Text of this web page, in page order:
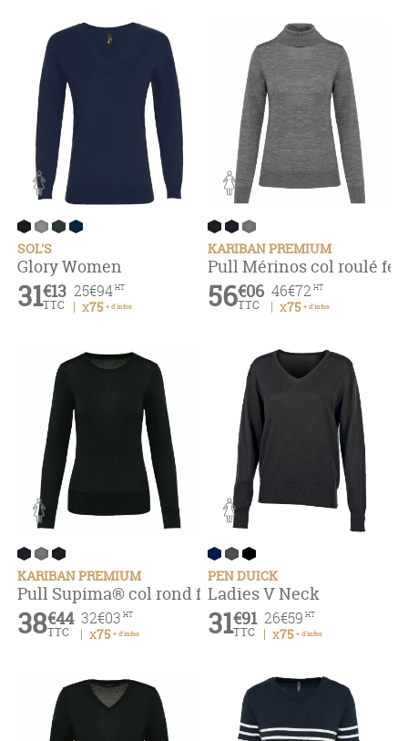
SOL'S
Glory Women
25€94 HT
x75 + d'infos
31€13
TTC
KARIBAN PREMIUM
Pull Mérinos col roulé
46€72 HT
x75 + d'infos
56€06
TTC
KARIBAN PREMIUM
Pull Supima® col rond femme
32€03 HT
x75 + d'infos
38€44
TTC
PEN DUICK
Ladies V Neck
26€59 HT
x75 + d'infos
31€91
TTC